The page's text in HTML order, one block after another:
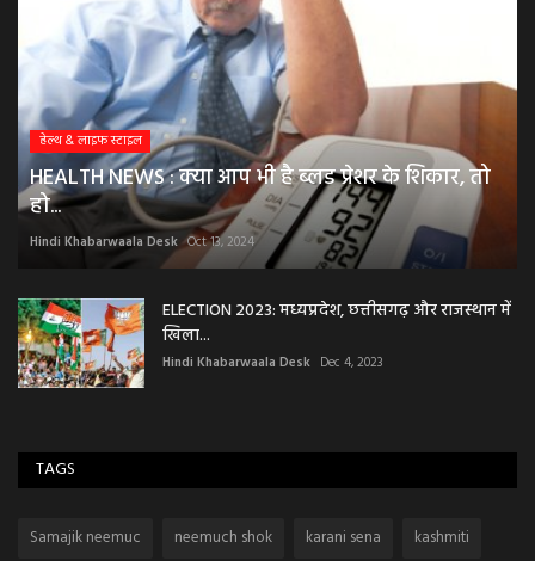
हेल्थ & लाइफ स्टाइल
HEALTH NEWS : क्या आप भी है ब्लड प्रेशर के शिकार, तो
हो...
Hindi Khabarwaala Desk Oct 13, 2024
ELECTION 2023: मध्यप्रदेश, छत्तीसगढ़ और राजस्थान में
खिला...
Hindi Khabarwaala Desk Dec 4, 2023
TAGS
Samajik neemuc neemuch shok karani sena kashmiti